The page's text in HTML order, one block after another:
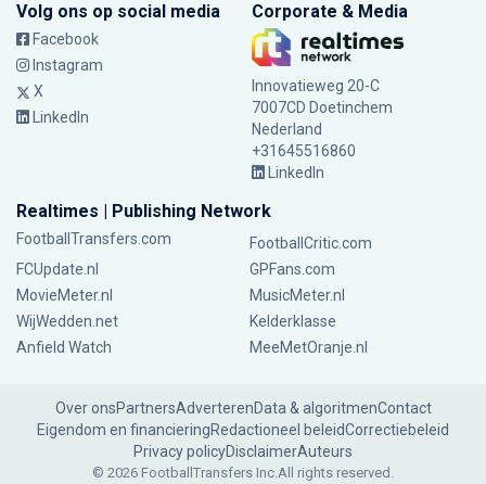
Volg ons op social media
Facebook
Instagram
X
LinkedIn
Corporate & Media
Innovatieweg 20-C
7007CD Doetinchem
Nederland
+31645516860
LinkedIn
Realtimes | Publishing Network
FootballTransfers.com
FootballCritic.com
FCUpdate.nl
GPFans.com
MovieMeter.nl
MusicMeter.nl
WijWedden.net
Kelderklasse
Anfield Watch
MeeMetOranje.nl
Over onsPartnersAdverterenData & algoritmenContact
Eigendom en financieringRedactioneel beleidCorrectiebeleid
Privacy policyDisclaimerAuteurs
© 2026 FootballTransfers Inc.All rights reserved.